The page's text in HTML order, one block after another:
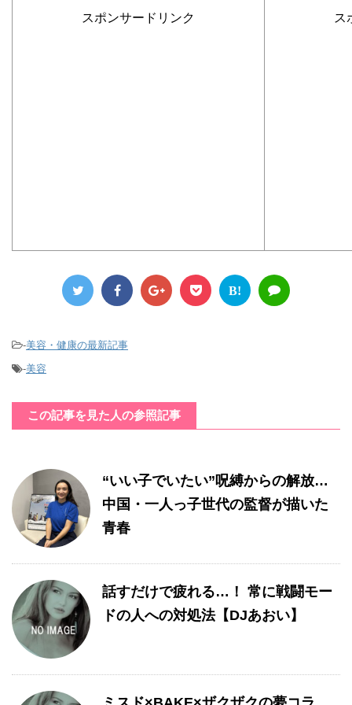
スポンサードリンク ス
B!
-美容・健康の最新記事
-美容
この記事を見た人の参照記事
“いい子でいたい”呪縛からの解放…
中国・一人っ子世代の監督が描いた
青春
話すだけで疲れる…！ 常に戦闘モー
ドの人への対処法【DJあおい】